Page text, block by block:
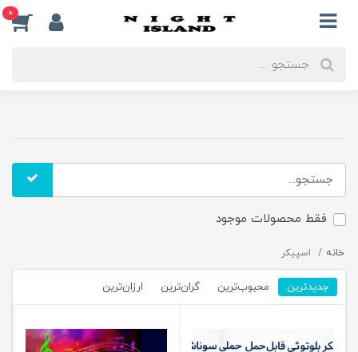
0
فقط محصولات موجود
خانه اسپیکر
جدیدترین محبوب‌ترین گران‌ترین ارزان‌ترین